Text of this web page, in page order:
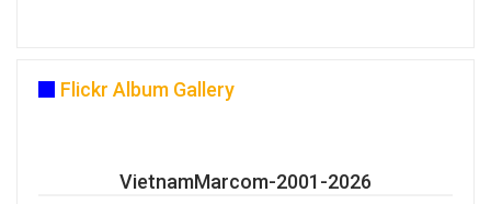
Flickr Album Gallery
VietnamMarcom-2001-2026